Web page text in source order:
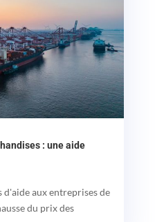
: une aide
d'aide aux entreprises de
du prix des